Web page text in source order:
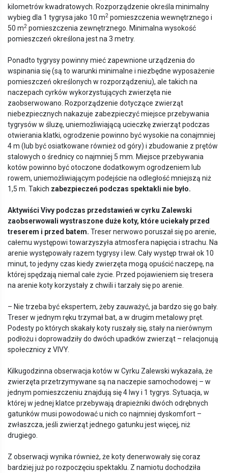
kilometrów kwadratowych. Rozporządzenie określa minimalny
wybieg dla 1 tygrysa jako 10 m2 pomieszczenia wewnętrznego i
50 m2 pomieszczenia zewnętrznego. Minimalna wysokość
pomieszczeń określona jest na 3 metry.
Ponadto tygrysy powinny mieć zapewnione urządzenia do
wspinania się (są to warunki minimalne i niezbędne wyposażenie
pomieszczeń określonych w rozporządzeniu), ale takich na
naczepach cyrków wykorzystujących zwierzęta nie
zaobserwowano. Rozporządzenie dotyczące zwierząt
niebezpiecznych nakazuje zabezpieczyć miejsce przebywania
tygrysów w śluzę, uniemożliwiającą ucieczkę zwierząt podczas
otwierania klatki, ogrodzenie powinno być wysokie na conajmniej
4 m (lub być osiatkowane również od góry) i zbudowanie z prętów
stalowych o średnicy co najmniej 5 mm. Miejsce przebywania
kotów powinno być otoczone dodatkowym ogrodzeniem lub
rowem, uniemożliwiającym podejście na odległość mniejszą niż
1,5 m. Takich zabezpieczeń podczas spektakli nie było.
Aktywiści Vivy podczas przedstawień w cyrku Zalewski
zaobserwowali wystraszone duże koty, które uciekały przed
treserem i przed batem. Treser nerwowo poruszał się po arenie,
całemu występowi towarzyszyła atmosfera napięcia i strachu. Na
arenie występowały razem tygrysy i lew. Cały występ trwał ok 10
minut, to jedyny czas kiedy zwierzęta mogą opuścić naczepę, na
której spędzają niemal całe życie. Przed pojawieniem się tresera
na arenie koty korzystały z chwili i tarzały się po arenie.
– Nie trzeba być ekspertem, żeby zauważyć, ja bardzo się go bały.
Treser w jednym ręku trzymał bat, a w drugim metalowy pręt.
Podesty po których skakały koty ruszały się, stały na nierównym
podłożu i doprowadziły do dwóch upadków zwierząt – relacjonują
społecznicy z VIVY.
Kilkugodzinna obserwacja kotów w Cyrku Zalewski wykazała, że
zwierzęta przetrzymywane są na naczepie samochodowej – w
jednym pomieszczeniu znajdują się 4 lwy i 1 tygrys. Sytuacja, w
której w jednej klatce przebywają drapieżniki dwóch odrębnych
gatunków musi powodować u nich co najmniej dyskomfort –
zwłaszcza, jeśli zwierząt jednego gatunku jest więcej, niż
drugiego.
Z obserwacji wynika również, że koty denerwowały się coraz
bardziej już po rozpoczęciu spektaklu. Z namiotu dochodziła